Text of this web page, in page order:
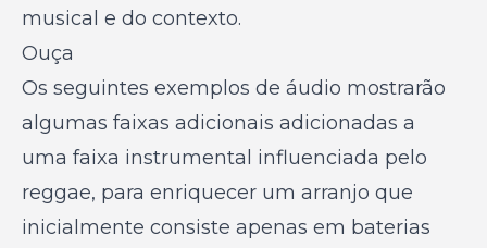
musical e do contexto.
Ouça
Os seguintes exemplos de áudio mostrarão
algumas faixas adicionais adicionadas a
uma faixa instrumental influenciada pelo
reggae, para enriquecer um arranjo que
inicialmente consiste apenas em baterias